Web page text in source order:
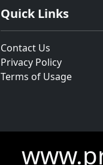
Quick Links
Contact Us
Privacy Policy
Terms of Usage